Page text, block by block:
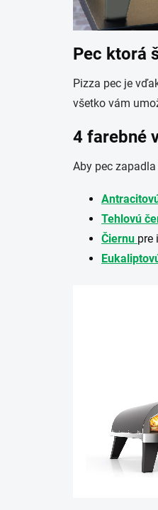
Pec ktorá
Pizza pec je
všetko vám
4 farebné
Aby pec
Tehlovú
Čiernu pre